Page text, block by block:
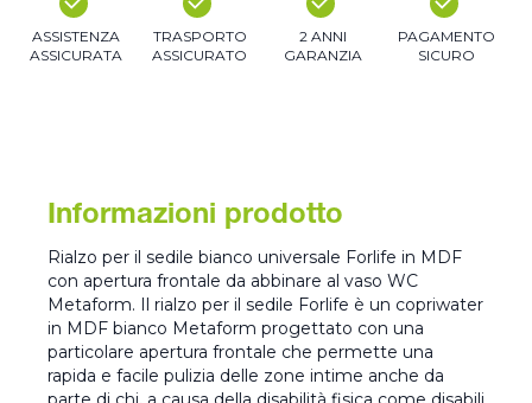
ASSISTENZA
ASSICURATA
TRASPORTO
ASSICURATO
2 ANNI
GARANZIA
PAGAMENTO
SICURO
Informazioni prodotto
Rialzo per il sedile bianco universale Forlife in MDF
con apertura frontale da abbinare al vaso WC
Metaform. Il rialzo per il sedile Forlife è un copriwater
in MDF bianco Metaform progettato con una
particolare apertura frontale che permette una
rapida e facile pulizia delle zone intime anche da